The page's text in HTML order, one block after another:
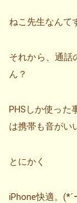
ねこ先生なんて
それから、通話
ん？
PHSしか使った
は携帯も音がい
とにかく
iPhone快適。(*´